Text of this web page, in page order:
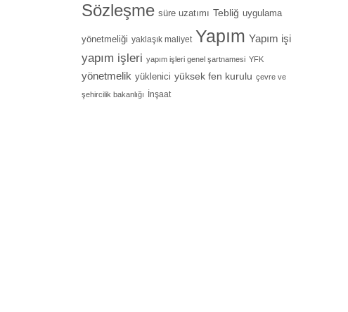
Sözleşme süre uzatımı Tebliğ uygulama
yönetmeliği yaklaşık maliyet Yapım Yapım işi
yapım işleri yapım işleri genel şartnamesi YFK
yönetmelik yüklenici yüksek fen kurulu çevre ve
şehircilik bakanlığı İnşaat